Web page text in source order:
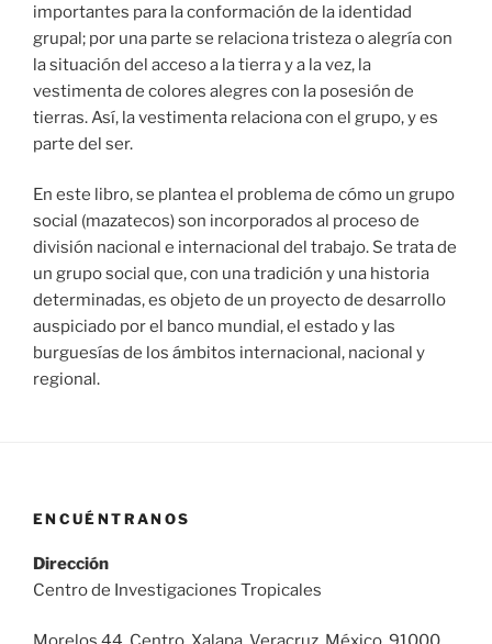
importantes para la conformación de la identidad
grupal; por una parte se relaciona tristeza o alegría con
la situación del acceso a la tierra y a la vez, la
vestimenta de colores alegres con la posesión de
tierras. Así, la vestimenta relaciona con el grupo, y es
parte del ser.
En este libro, se plantea el problema de cómo un grupo
social (mazatecos) son incorporados al proceso de
división nacional e internacional del trabajo. Se trata de
un grupo social que, con una tradición y una historia
determinadas, es objeto de un proyecto de desarrollo
auspiciado por el banco mundial, el estado y las
burguesías de los ámbitos internacional, nacional y
regional.
ENCUÉNTRANOS
Dirección
Centro de Investigaciones Tropicales